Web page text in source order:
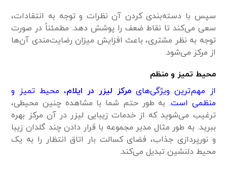
سپس با دسته‌بندی کردن آن نظرات و توجه به انتقادات،
سعی می‌کند تا نقاط ضعف را پوشش دهد. مطمئناً در صورت
توجه به نظر مشتری، باعث افزایش میزان رضایت‌مندی آن‌ها
از مرکز می‌شود.
محیط تمیز و منظم
از مهم‌ترین ویژگی‌های مرکز لیزر در ایلام، محیط تمیز و
منظمی است. به طور حتم شما با مشاهده چنین محیطی،
ترغیب می‌شوید که از خدمات زیبایی لیزر در آن مرکز بهره
ببرید. به طور مثال مدیر مجموعه با قرار دادن چند گلدان زیبا
و نورپردازی جذاب، فضای کسالت بار اتاق انتظار را به یک
محیط دلنشین تبدیل می‌کند.